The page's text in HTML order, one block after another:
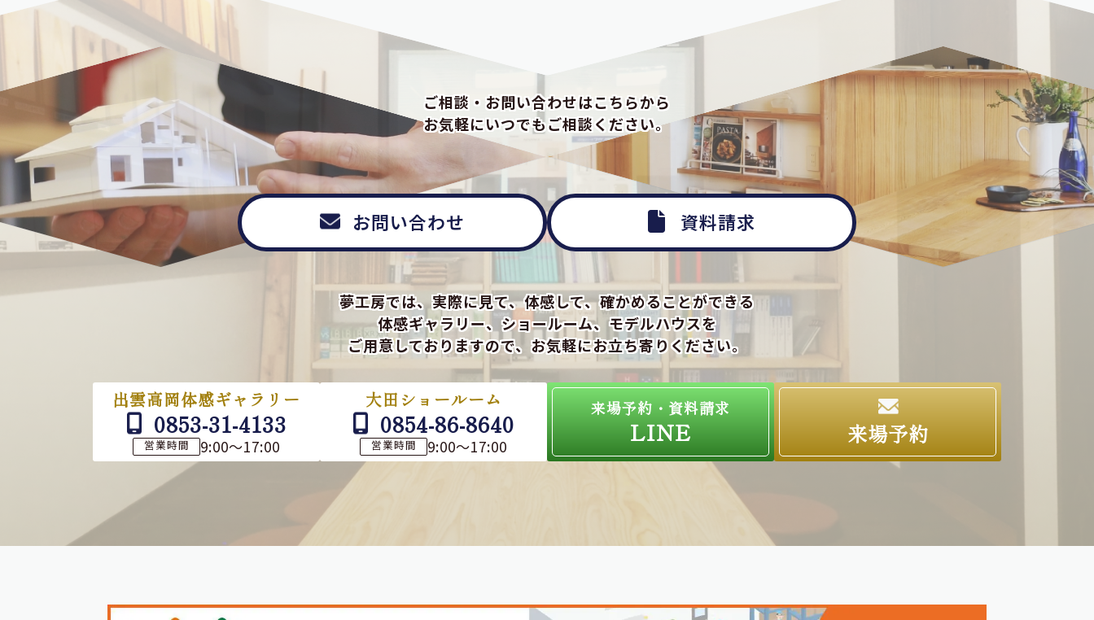
ご相談・お問い合わせはこちらから
お気軽にいつでもご相談ください。
お問い合わせ 資料請求
夢工房では、実際に見て、体感して、確かめることができる
体感ギャラリー、ショールーム、モデルハウスを
ご用意しておりますので、お気軽にお立ち寄りください。
出雲高岡体感ギャラリー
0853-31-4133
営業時間 9:00～17:00
大田ショールーム
0854-86-8640
営業時間 9:00～17:00
来場予約・資料請求
LINE 来場予約